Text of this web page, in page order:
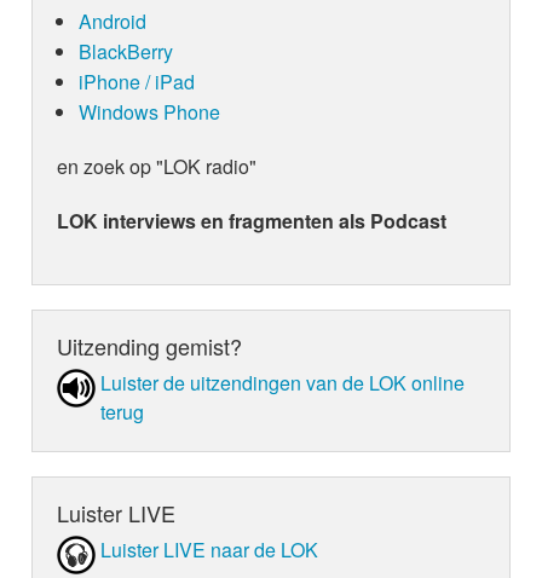
Android
BlackBerry
iPhone / iPad
Windows Phone
en zoek op "LOK radio"
LOK interviews en fragmenten als Podcast
Uitzending gemist?
Luister de uit­zen­din­gen van de LOK online
terug
Luister LIVE
Luister LIVE naar de LOK